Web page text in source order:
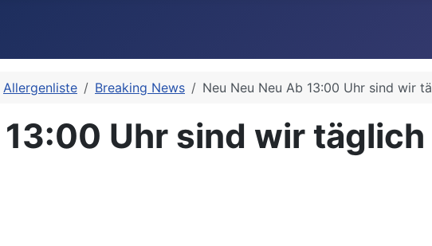
Allergenliste Breaking News Neu Neu Neu Ab 13:00 Uhr sind wir
13:00 Uhr sind wir